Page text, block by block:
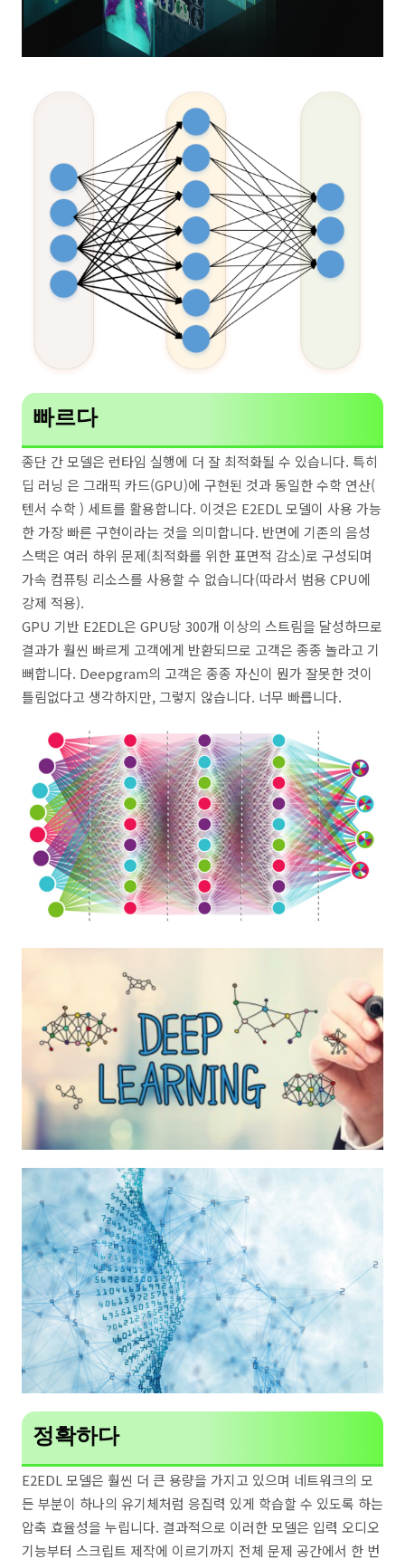
빠르다
종단 간 모델은 런타임 실행에 더 잘 최적화될 수 있습니다. 특히
딥 러닝 은 그래픽 카드(GPU)에 구현된 것과 동일한 수학 연산(
텐서 수학 ) 세트를 활용합니다. 이것은 E2EDL 모델이 사용 가능
한 가장 빠른 구현이라는 것을 의미합니다. 반면에 기존의 음성
스택은 여러 하위 문제(최적화를 위한 표면적 감소)로 구성되며
가속 컴퓨팅 리소스를 사용할 수 없습니다(따라서 범용 CPU에
강제 적용).
GPU 기반 E2EDL은 GPU당 300개 이상의 스트림을 달성하므로
결과가 훨씬 빠르게 고객에게 반환되므로 고객은 종종 놀라고 기
뻐합니다. Deepgram의 고객은 종종 자신이 뭔가 잘못한 것이
틀림없다고 생각하지만, 그렇지 않습니다. 너무 빠릅니다.
정확하다
E2EDL 모델은 훨씬 더 큰 용량을 가지고 있으며 네트워크의 모
든 부분이 하나의 유기체처럼 응집력 있게 학습할 수 있도록 하는
압축 효율성을 누립니다. 결과적으로 이러한 모델은 입력 오디오
기능부터 스크립트 제작에 이르기까지 전체 문제 공간에서 한 번